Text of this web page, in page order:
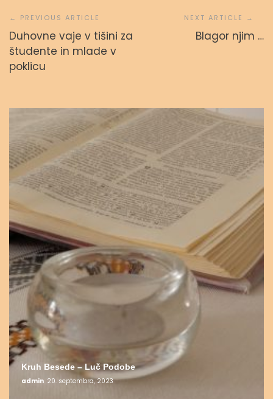
prispevka
Duhovne vaje v tišini za
študente in mlade v
poklicu
Blagor njim …
Svetopisemske urice
Kruh Besede – Luč Podobe
admin 20. septembra, 2023